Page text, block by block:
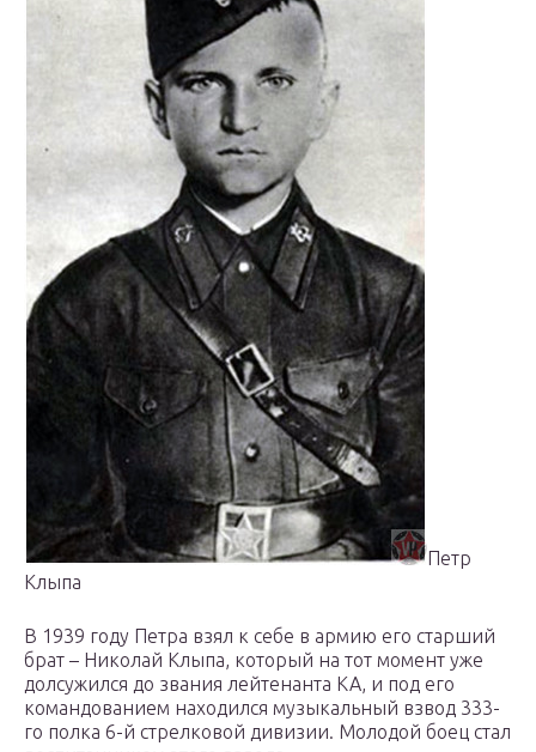
Петр
Клыпа
В 1939 году Петра взял к себе в армию его старший
брат – Николай Клыпа, который на тот момент уже
долсужился до звания лейтенанта КА, и под его
командованием находился музыкальный взвод 333-
го полка 6-й стрелковой дивизии. Молодой боец стал